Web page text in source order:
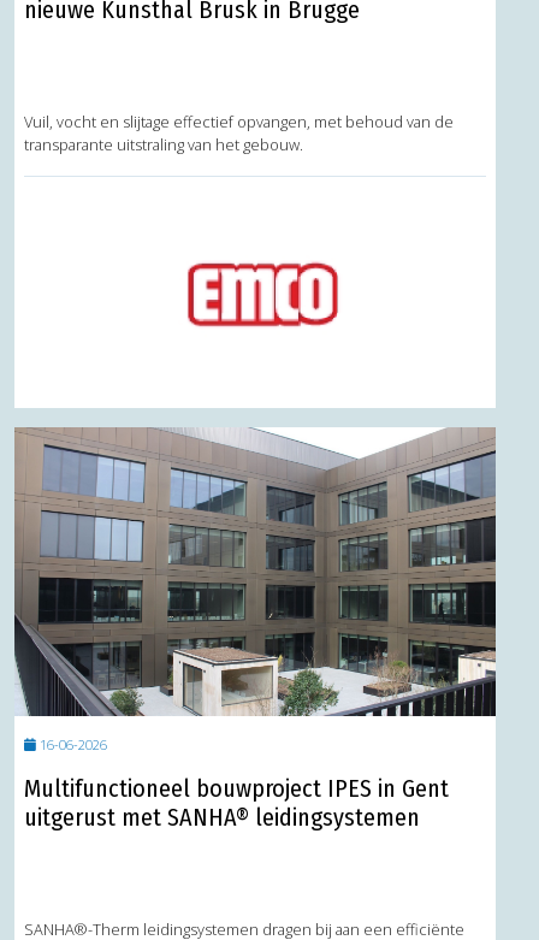
nieuwe Kunsthal Brusk in Brugge
Vuil, vocht en slijtage effectief opvangen, met behoud van de
transparante uitstraling van het gebouw.
16-06-2026
Multifunctioneel bouwproject IPES in Gent
uitgerust met SANHA® leidingsystemen
SANHA®-Therm leidingsystemen dragen bij aan een efficiënte